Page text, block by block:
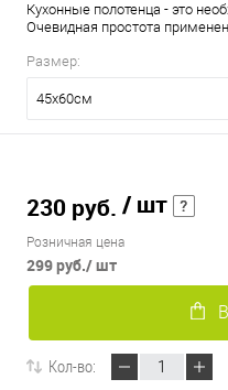
Кухонные полотенца - это
Очевидная простота
Размер:
45х60см
230 руб. / шт
Розничная цена
299 руб./ шт
Кол-во: